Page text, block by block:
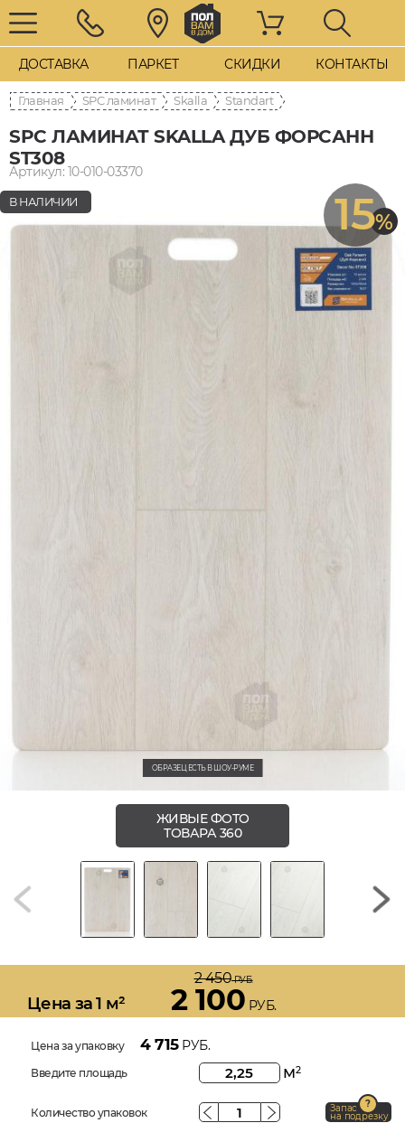
ДОСТАВКА ПАРКЕТ СКИДКИ КОНТАКТЫ
Главная SPC ламинат Skalla Standart
SPC ЛАМИНАТ SKALLA ДУБ ФОРСАНН
ST308
Артикул: 10-010-03370
15%
В НАЛИЧИИ
ОБРАЗЕЦ ЕСТЬ В ШОУ-РУМЕ
ЖИВЫЕ ФОТО
ТОВАРА 360
Цена за 1 м²
2 450РУБ.
2 100 РУБ.
Цена за упаковку 4 715РУБ.
Введите площадь м2
Количество упаковок Запас
на подрезку